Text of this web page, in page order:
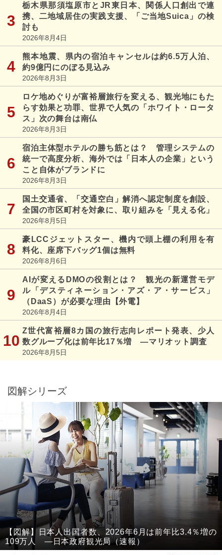
栃木県那須塩原市とJR東日本、関係人口創出で連
携、二地域居住の実践支援、「ご当地Suica」の検
討も
2026年8月4日
熊本地震、県内の宿泊キャンセルは約6.5万人泊、
約9億円にのぼる見込み
2026年8月3日
ロケ地めぐりが富裕層旅行を変える、観光地にもた
らす効果と功罪、世界で人気の「ホワイト・ロータ
ス」次の舞台は南仏
2026年8月3日
宿泊主体型ホテルの勝ち筋とは？ 管理システムの
統一で高度分析、海外では「日本人の企業」という
こと自体がブランドに
2026年8月3日
国土交通省、「交通空白」解消へ認定制度を創設、
全国の市区町村を対象に、取り組みを「見える化」
2026年8月5日
豪LCCジェットスター、機内で頭上棚の利用を有
料化、座席下バッグ1個は無料
2026年8月6日
AIが変えるDMOの役割とは？ 観光の新運営モデ
ル「デスティネーション・アズ・ア・サービス」
（DaaS）が必要な理由【外電】
2026年8月4日
Z世代富裕層8カ国の旅行志向レポート発表、少人
数グループ化は前年比17％増 ―マリオット調査
2026年8月5日
図解シリーズ
【図解】日本人出国者数、2026年6月は前年比3.4％増の
109万人 ―日本政府観光局（速報）